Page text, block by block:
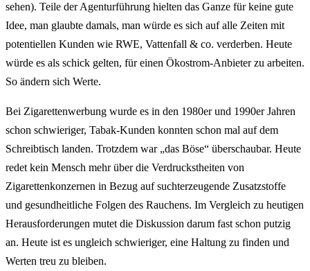
sehen). Teile der Agenturführung hielten das Ganze für keine gute
Idee, man glaubte damals, man würde es sich auf alle Zeiten mit
potentiellen Kunden wie RWE, Vattenfall & co. verderben. Heute
würde es als schick gelten, für einen Ökostrom-Anbieter zu arbeiten.
So ändern sich Werte.
Bei Zigarettenwerbung wurde es in den 1980er und 1990er Jahren
schon schwieriger, Tabak-Kunden konnten schon mal auf dem
Schreibtisch landen. Trotzdem war „das Böse“ überschaubar. Heute
redet kein Mensch mehr über die Verdruckstheiten von
Zigarettenkonzernen in Bezug auf suchterzeugende Zusatzstoffe
und gesundheitliche Folgen des Rauchens. Im Vergleich zu heutigen
Herausforderungen mutet die Diskussion darum fast schon putzig
an. Heute ist es ungleich schwieriger, eine Haltung zu finden und
Werten treu zu bleiben.